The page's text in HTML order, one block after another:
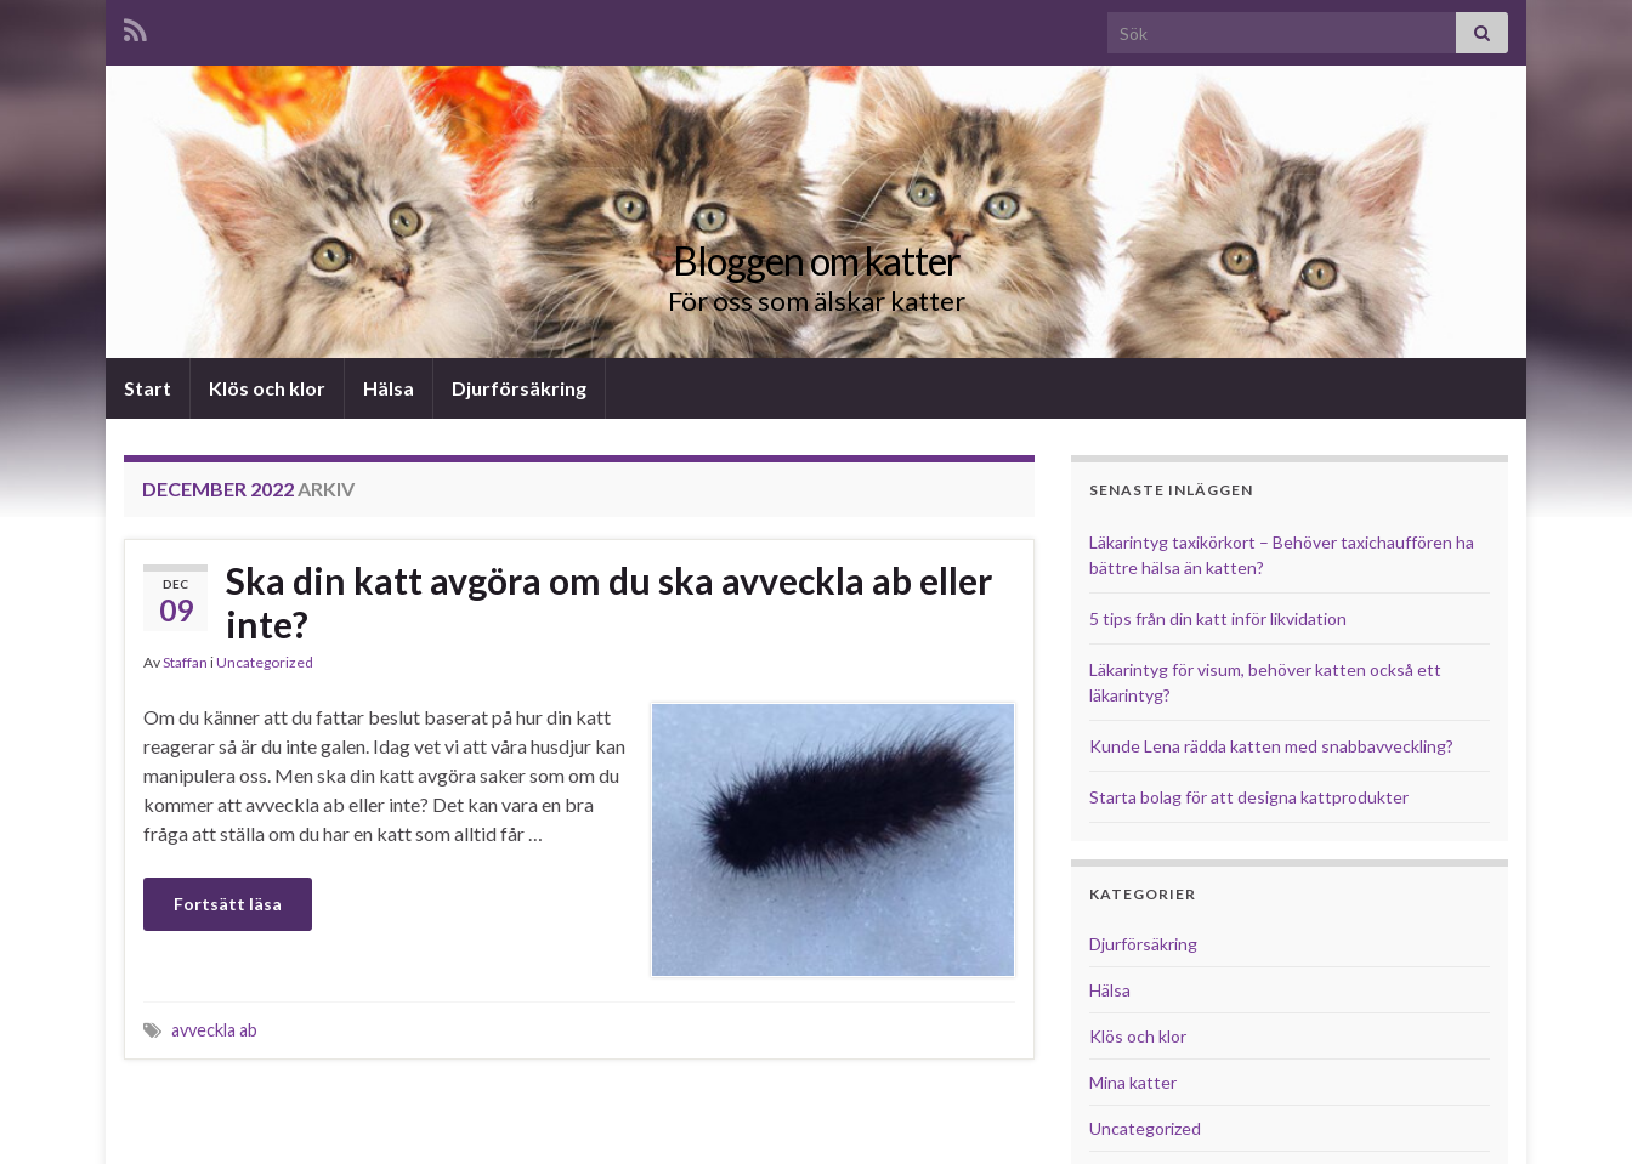
Search for:
Bloggen om katter
För oss som älskar katter
Start Klös och klor Hälsa Djurförsäkring
DECEMBER 2022ARKIV
DEC
09
Ska din katt avgöra om du ska avveckla ab eller
inte?
AvStaffan iUncategorized
Om du känner att du fattar beslut baserat på hur din katt
reagerar så är du inte galen. Idag vet vi att våra husdjur kan
manipulera oss. Men ska din katt avgöra saker som om du
kommer att avveckla ab eller inte? Det kan vara en bra
fråga att ställa om du har en katt som alltid får …
Fortsätt läsa
avveckla ab
SENASTE INLÄGGEN
Läkarintyg taxikörkort – Behöver taxichauffören ha
bättre hälsa än katten?
5 tips från din katt inför likvidation
Läkarintyg för visum, behöver katten också ett
läkarintyg?
Kunde Lena rädda katten med snabbavveckling?
Starta bolag för att designa kattprodukter
KATEGORIER
Djurförsäkring
Hälsa
Klös och klor
Mina katter
Uncategorized